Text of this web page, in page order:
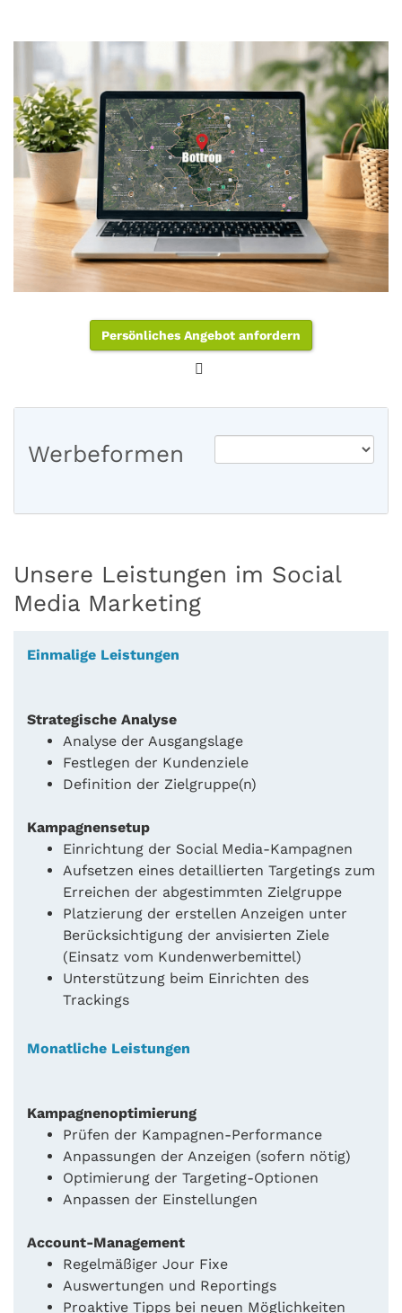
Persönliches Angebot anfordern
Werbeformen
Unsere Leistungen im Social
Media Marketing
Einmalige Leistungen
Strategische Analyse
Analyse der Ausgangslage
Festlegen der Kundenziele
Definition der Zielgruppe(n)
Kampagnensetup
Einrichtung der Social Media-Kampagnen
Aufsetzen eines detaillierten Targetings zum
Erreichen der abgestimmten Zielgruppe
Platzierung der erstellen Anzeigen unter
Berücksichtigung der anvisierten Ziele
(Einsatz vom Kundenwerbemittel)
Unterstützung beim Einrichten des
Trackings
Monatliche Leistungen
Kampagnenoptimierung
Prüfen der Kampagnen-Performance
Anpassungen der Anzeigen (sofern nötig)
Optimierung der Targeting-Optionen
Anpassen der Einstellungen
Account-Management
Regelmäßiger Jour Fixe
Auswertungen und Reportings
Proaktive Tipps bei neuen Möglichkeiten